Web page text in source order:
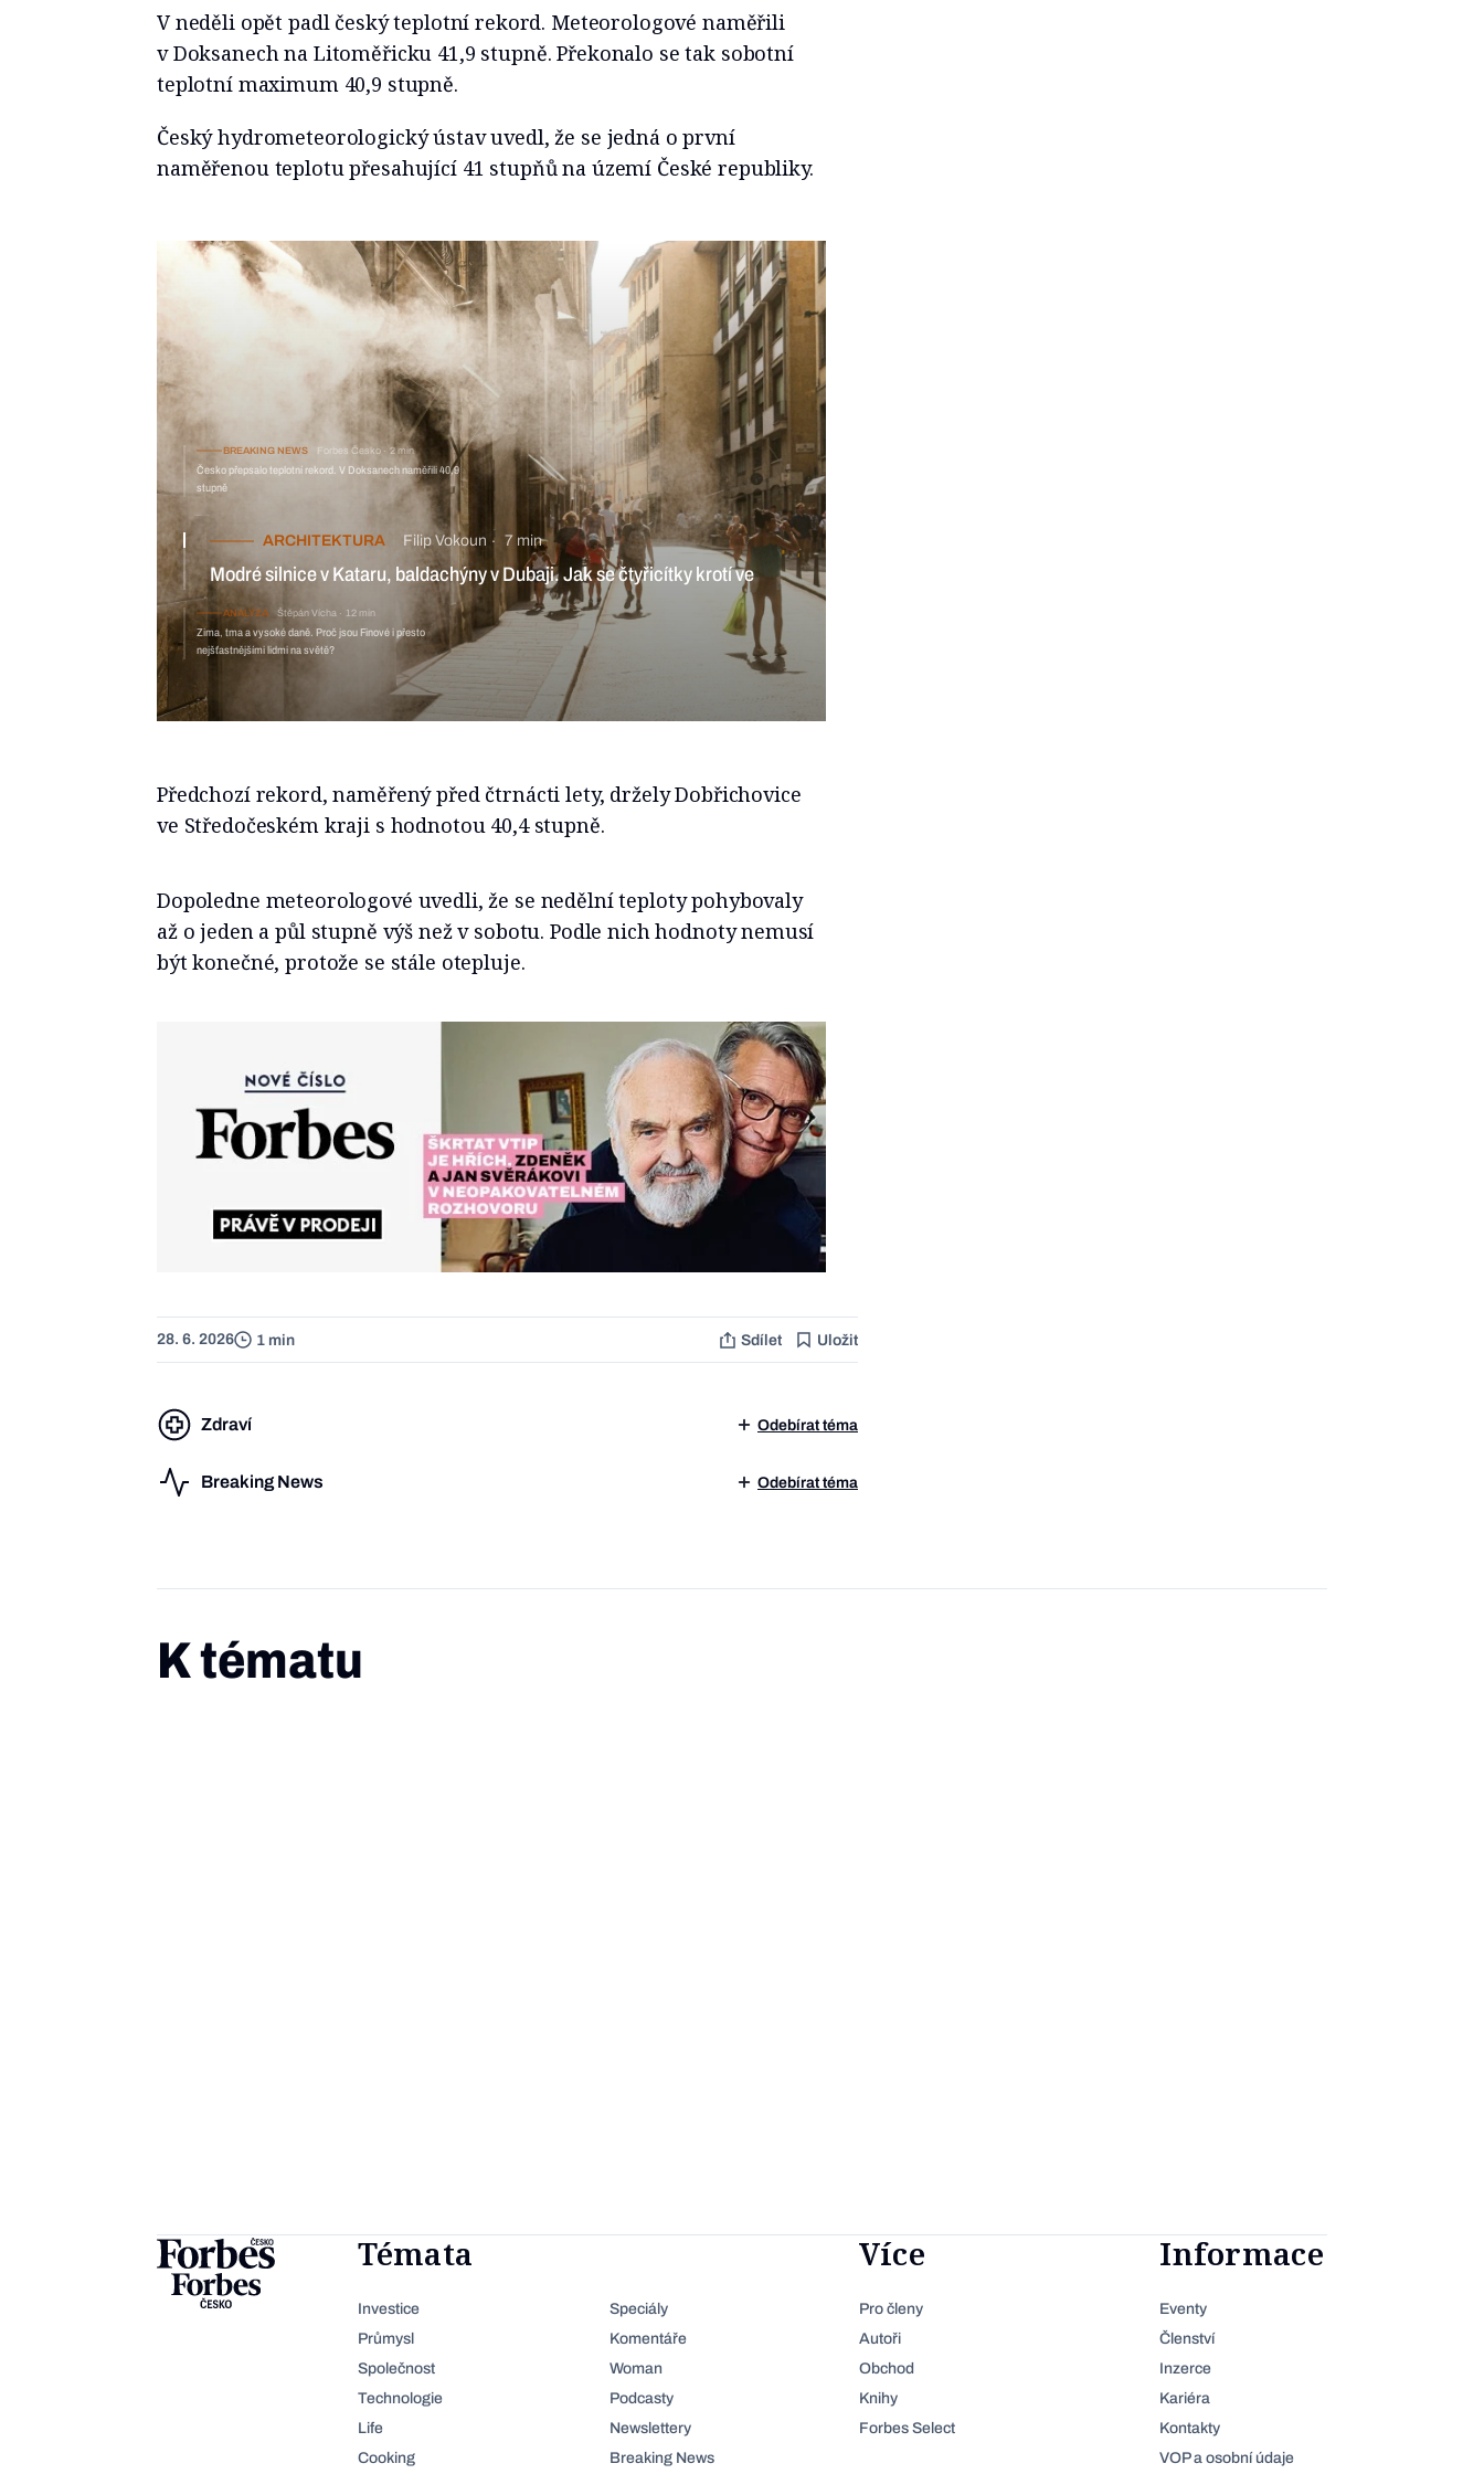
V neděli opět padl český teplotní rekord. Meteorologové naměřili
v Doksanech na Litoměřicku 41,9 stupně. Překonalo se tak sobotní
teplotní maximum 40,9 stupně.
Český hydrometeorologický ústav uvedl, že se jedná o první
naměřenou teplotu přesahující 41 stupňů na území České republiky.
BREAKING NEWS Forbes Česko 2 min
Česko přepsalo teplotní rekord. V Doksanech naměřili 40,9
stupně
ARCHITEKTURA Filip Vokoun 7 min
Modré silnice v Kataru, baldachýny v Dubaji. Jak se čtyřicítky krotí ve
světě?
ANALÝZA Štěpán Vícha 12 min
Zima, tma a vysoké daně. Proč jsou Finové i přesto
nejšťastnějšími lidmi na světě?
Předchozí rekord, naměřený před čtrnácti lety, držely Dobřichovice
ve Středočeském kraji s hodnotou 40,4 stupně.
Dopoledne meteorologové uvedli, že se nedělní teploty pohybovaly
až o jeden a půl stupně výš než v sobotu. Podle nich hodnoty nemusí
být konečné, protože se stále otepluje.
28. 6. 2026 1 min Sdílet Uložit
Zdraví Odebírat téma
Breaking News Odebírat téma
K tématu
Témata
Investice
Průmysl
Společnost
Technologie
Life
Cooking
Speciály
Komentáře
Woman
Podcasty
Newslettery
Breaking News
Více
Pro členy
Autoři
Obchod
Knihy
Forbes Select
Informace
Eventy
Členství
Inzerce
Kariéra
Kontakty
VOP a osobní údaje